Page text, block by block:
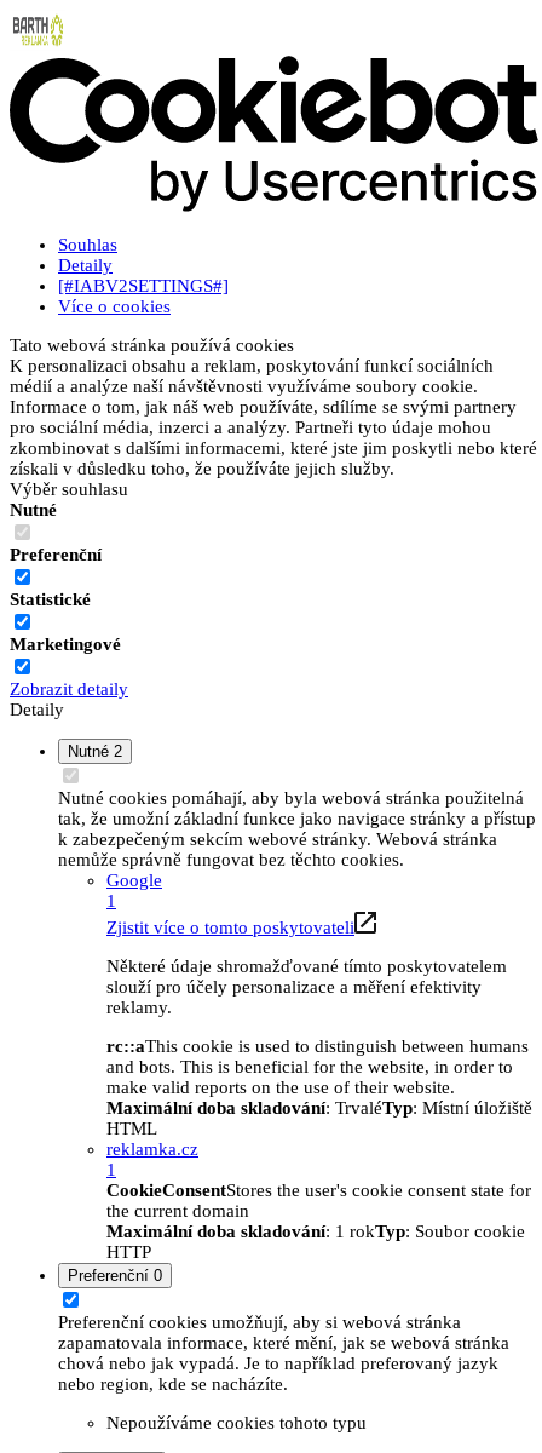
Souhlas
Detaily
[#IABV2SETTINGS#]
Více o cookies
Tato webová stránka používá cookies
K personalizaci obsahu a reklam, poskytování funkcí sociálních
médií a analýze naší návštěvnosti využíváme soubory cookie.
Informace o tom, jak náš web používáte, sdílíme se svými partnery
pro sociální média, inzerci a analýzy. Partneři tyto údaje mohou
zkombinovat s dalšími informacemi, které jste jim poskytli nebo které
získali v důsledku toho, že používáte jejich služby.
Výběr souhlasu
Nutné
Preferenční
Statistické
Marketingové
Zobrazit detaily
Detaily
Nutné 2
Nutné cookies pomáhají, aby byla webová stránka použitelná
tak, že umožní základní funkce jako navigace stránky a přístup
k zabezpečeným sekcím webové stránky. Webová stránka
nemůže správně fungovat bez těchto cookies.
Google
1
Zjistit více o tomto poskytovateli
Některé údaje shromažďované tímto poskytovatelem
slouží pro účely personalizace a měření efektivity
reklamy.
rc::aThis cookie is used to distinguish between humans
and bots. This is beneficial for the website, in order to
make valid reports on the use of their website.
Maximální doba skladování: TrvaléTyp: Místní úložiště
HTML
reklamka.cz
1
CookieConsentStores the user's cookie consent state for
the current domain
Maximální doba skladování: 1 rokTyp: Soubor cookie
HTTP
Preferenční 0
Preferenční cookies umožňují, aby si webová stránka
zapamatovala informace, které mění, jak se webová stránka
chová nebo jak vypadá. Je to například preferovaný jazyk
nebo region, kde se nacházíte.
Nepoužíváme cookies tohoto typu